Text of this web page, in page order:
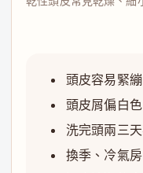
頭皮容易緊
頭皮屑偏白
洗完頭兩三
換季、冷氣